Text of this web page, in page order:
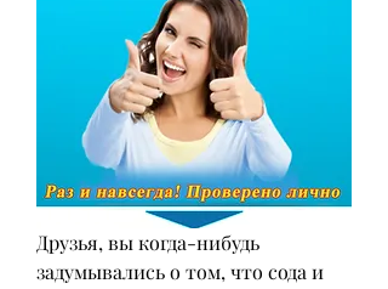
Друзья, вы когда-нибудь
задумывались о том, что сода и